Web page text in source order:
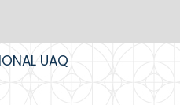
UAQ